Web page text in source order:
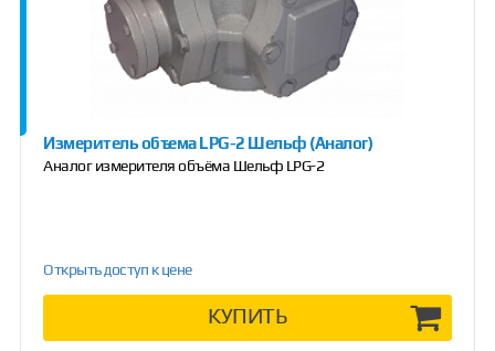
Измеритель объема LPG-2 Шельф (Аналог)
Аналог измерителя объёма Шельф LPG-2
Открыть доступ к цене
КУПИТЬ